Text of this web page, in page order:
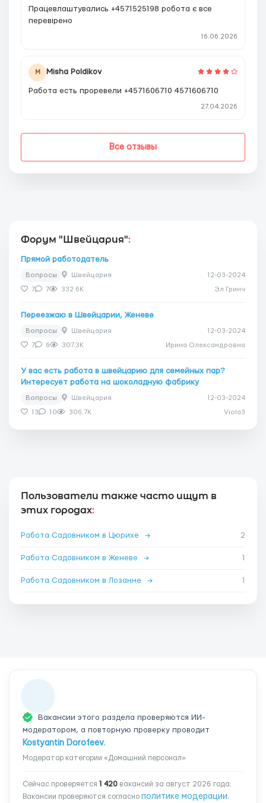
Працевлаштувались +4571525198 робота є все
перевірено
16.06.2026
M Misha Poldikov
Работа есть проревели +4571606710 4571606710
27.04.2026
Все отзывы
Форум "Швейцария":
Прямой работодатель
Вопросы Швейцария 12-03-2024
7 7 332.6K Эл Гринч
Переезжаю в Швейцарии, Женеве
Вопросы Швейцария 12-03-2024
7 6 307.3K Ирина Олександровна
У вас есть работа в швейцарию для семейных пар?
Интересует работа на шоколадную фабрику
Вопросы Швейцария 12-03-2024
13 10 306.7K Viola3
Пользователи также часто ищут в
этих городах:
Работа Садовником в Цюрихе → 2
Работа Садовником в Женеве → 1
Работа Садовником в Лозанне → 1
Вакансии этого раздела проверяются ИИ-
модератором, а повторную проверку проводит
Kostyantin Dorofeev.
Модератор категории «Домашний персонал»
Сейчас проверяется 1 420 вакансий за август 2026 года.
Вакансии проверяются согласно политике модерации.